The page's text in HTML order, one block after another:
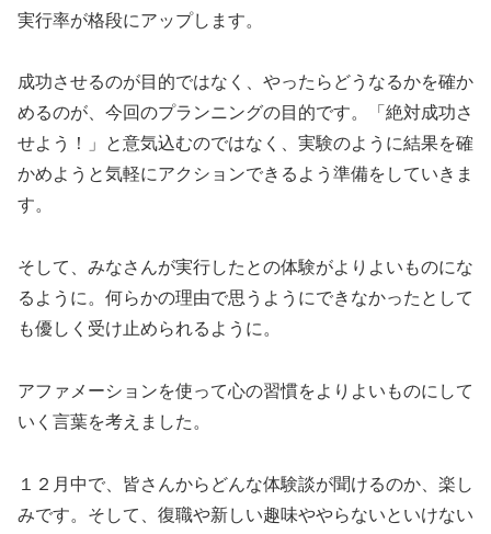
実行率が格段にアップします。
成功させるのが目的ではなく、やったらどうなるかを確か
めるのが、今回のプランニングの目的です。「絶対成功さ
せよう！」と意気込むのではなく、実験のように結果を確
かめようと気軽にアクションできるよう準備をしていきま
す。
そして、みなさんが実行したとの体験がよりよいものにな
るように。何らかの理由で思うようにできなかったとして
も優しく受け止められるように。
アファメーションを使って心の習慣をよりよいものにして
いく言葉を考えました。
１２月中で、皆さんからどんな体験談が聞けるのか、楽し
みです。そして、復職や新しい趣味ややらないといけない